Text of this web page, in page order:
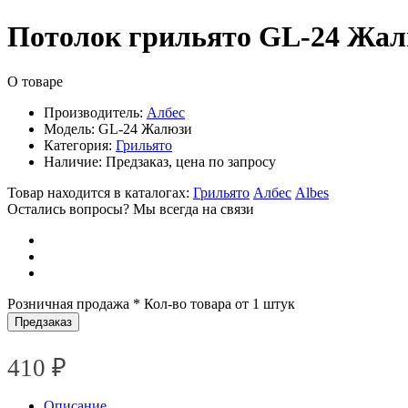
Потолок грильято GL-24
О товаре
Производитель: Албес
Модель: GL-24 Жалюзи
Категория: Грильято
Наличие: Предзаказ, цена по запросу
Товар находится в каталогах: Грильято Албес Albes
Остались вопросы? Мы всегда на связи
Розничная продажа * Кол-во товара от 1 штук
Предзаказ
410 ₽